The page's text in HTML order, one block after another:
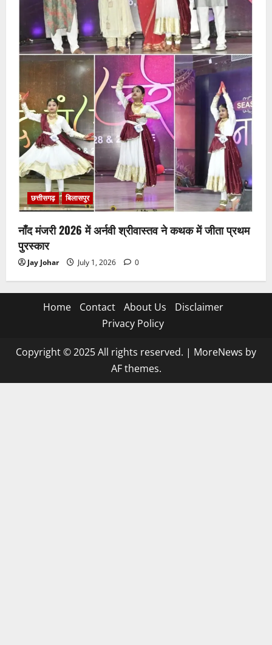
छत्तीसगढ़ बिलासपुर
नाँद मंजरी 2026 में अर्नवी श्रीवास्तव ने कथक में जीता प्रथम
पुरस्कार
Jay Johar July 1, 2026 0
Home Contact About Us
Disclaimer
Privacy Policy
Copyright © 2025 All rights reserved. | MoreNews by
AF themes.